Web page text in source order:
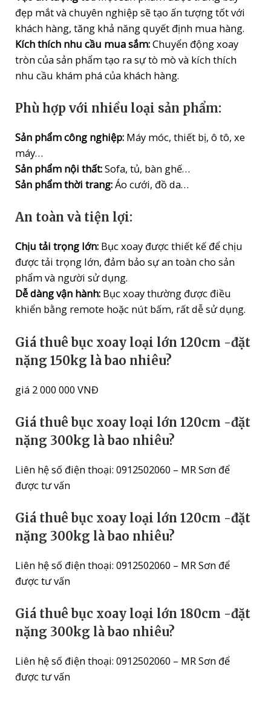
đẹp mắt và chuyên nghiệp sẽ tạo ấn tượng tốt với
khách hàng, tăng khả năng quyết định mua hàng.
Kích thích nhu cầu mua sắm:Chuyển động xoay
tròn của sản phẩm tạo ra sự tò mò và kích thích
nhu cầu khám phá của khách hàng.
Phù hợp với nhiều loại sản phẩm:
Sản phẩm công nghiệp: Máy móc, thiết bị, ô tô, xe
máy…
Sản phẩm nội thất:Sofa, tủ, bàn ghế…
Sản phẩm thời trang:Áo cưới, đồ da…
An toàn và tiện lợi:
Chịu tải trọng lớn: Bục xoay được thiết kế để chịu
được tải trọng lớn, đảm bảo sự an toàn cho sản
phẩm và người sử dụng.
Dễ dàng vận hành: Bục xoay thường được điều
khiển bằng remote hoặc nút bấm, rất dễ sử dụng.
Giá thuê bục xoay loại lớn 120cm -đặt
nặng 150kg là bao nhiêu?
giá 2 000 000 VNĐ
Giá thuê bục xoay loại lớn 120cm -đặt
nặng 300kg là bao nhiêu?
Liên hệ số điện thoại: 0912502060 – MR Sơn để
được tư vấn
Giá thuê bục xoay loại lớn 120cm -đặt
nặng 300kg là bao nhiêu?
Liên hệ số điện thoại: 0912502060 – MR Sơn để
được tư vấn
Giá thuê bục xoay loại lớn 180cm -đặt
nặng 300kg là bao nhiêu?
Liên hệ số điện thoại: 0912502060 – MR Sơn để
được tư vấn